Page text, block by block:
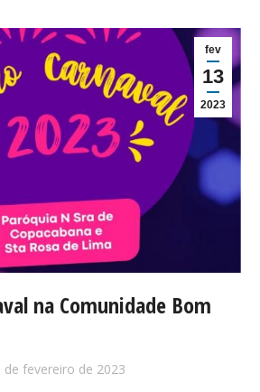
fev
13
2023
na Comunidade Bom
de fevereiro de 2023